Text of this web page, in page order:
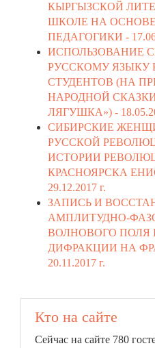
КЫРГЫЗСКОЙ
ШКОЛЕ НА
ПЕДАГОГИКИ -
ИСПОЛЬЗОВАНИЕ
РУССКОМУ ЯЗЫКУ
СТУДЕНТОВ (НА
НАРОДНОЙ
ЛЯГУШКА») -
СИБИРСКИЕ
РУССКОЙ
ИСТОРИИ
КРАСНОЯРСКА
29.12.2017 г.
ЗАПИСЬ И
АМПЛИТУДНО-
ВОЛНОВОГО ПОЛЯ
ДИФРАКЦИИ НА
20.11.2017 г.
Кто на сайте
Сейчас на сайте 780